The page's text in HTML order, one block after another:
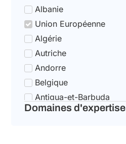
Albanie
Union Européenne
Algérie
Autriche
Andorre
Belgique
Antigua-et-Barbuda
Bulgarie
Domaines d'expertise